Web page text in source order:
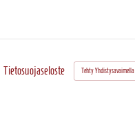
Tietosuojaseloste Tehty Yhdistysavaimella